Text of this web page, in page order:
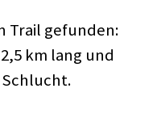
Trail gefunden:
km lang und